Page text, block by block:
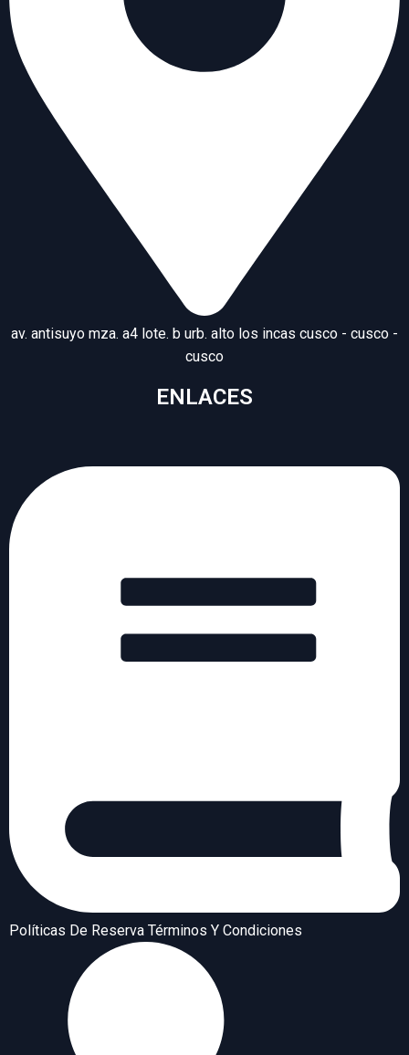
av. antisuyo mza. a4 lote. b urb. alto los incas cusco - cusco -
cusco
ENLACES
Políticas De Reserva Términos Y Condiciones